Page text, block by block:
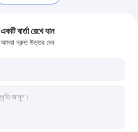
একটি বার্তা রেখে যান
আমরা দ্রুত উত্তর দেব